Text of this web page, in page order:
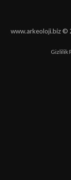
www.arkeoloji.biz ©
Gizlilik